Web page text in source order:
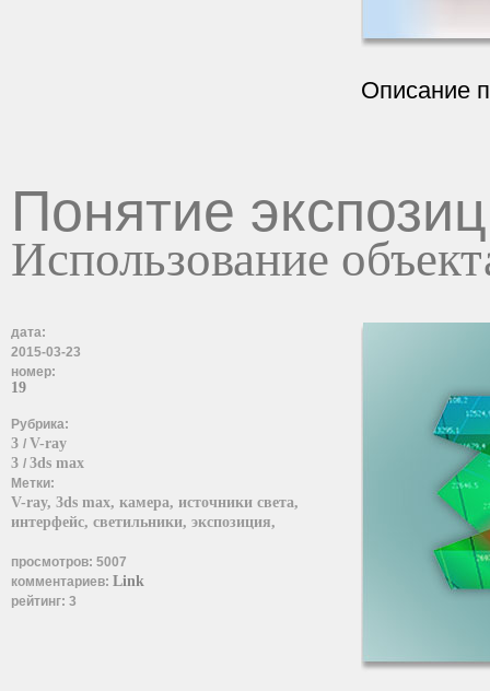
Описание
Понятие
Использование
дата:
2015-03-23
номер:
19
Рубрика:
3 / V-ray
3 / 3ds max
Метки:
V-ray, 3ds max, камера, источники света,
интерфейс, светильники, экспозиция,
просмотров: 5007
комментариев: Link
рейтинг: 3